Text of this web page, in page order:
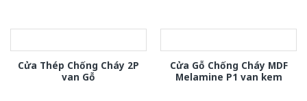
Cửa Thép Chống Cháy 2P
van Gỗ
Cửa Gỗ Chống Cháy MDF
Melamine P1 van kem